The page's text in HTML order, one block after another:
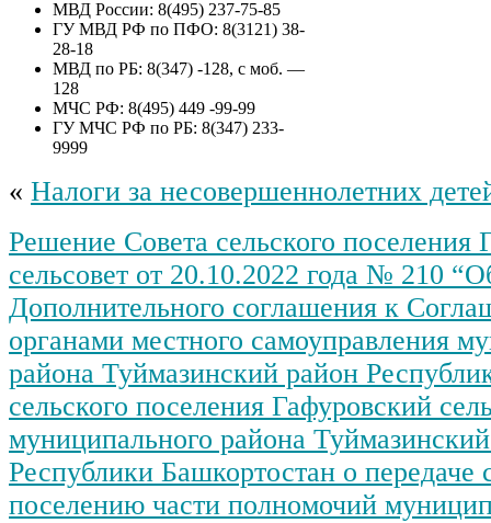
МВД России: 8(495) 237-75-85
ГУ МВД РФ по ПФО: 8(3121) 38-
28-18
МВД по РБ: 8(347) -128, с моб. —
128
МЧС РФ: 8(495) 449 -99-99
ГУ МЧС РФ по РБ: 8(347) 233-
9999
« Налоги за несовершеннолетних
Решение Совета сельского поселения
сельсовет от 20.10.2022 года № 210
Дополнительного соглашения к
органами местного самоуправления
района Туймазинский район
сельского поселения Гафуровский
муниципального района
Республики Башкортостан о передаче
поселению части полномочий